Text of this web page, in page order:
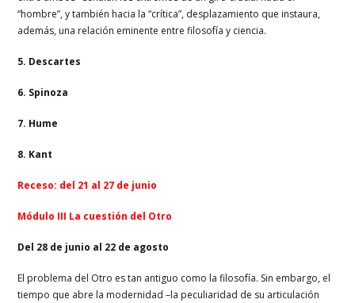
“hombre”, y también hacia la “crítica”, desplazamiento que instaura,
además, una relación eminente entre filosofía y ciencia.
5. Descartes
6. Spinoza
7. Hume
8. Kant
Receso: del 21 al 27 de junio
Módulo III La cuestión del Otro
Del 28 de junio al 22 de agosto
El problema del Otro es tan antiguo como la filosofía. Sin embargo, el
tiempo que abre la modernidad –la peculiaridad de su articulación